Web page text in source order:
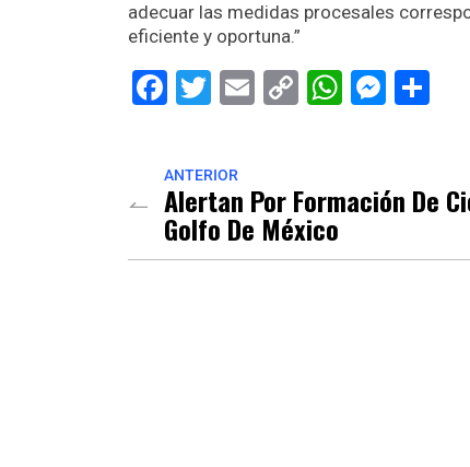
adecuar las medidas procesales
eficiente y oportuna.”
Facebook
Twitter
EmailCopy
ANTERIOR
Alertan Por Formación De
Golfo De México